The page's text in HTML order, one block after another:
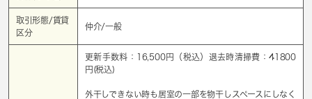
取引形態/賃貸
区分
仲介/一般
更新手数料：16,500円（税込）退去時清掃費：41800
円(税込)
外干しできない時も居室の一部を物干しスペースにしなく